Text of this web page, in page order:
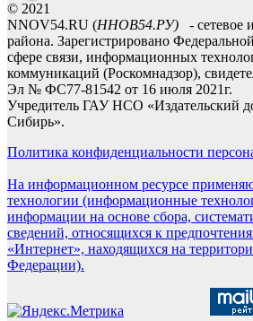
© 2021
NNOV54.RU (ННОВ54.РУ) - сетевое
района. Зарегистрировано
сфере связи, информационных
коммуникаций (Роскомнадзор),
Эл № ФС77-81542 от 16 июля 2021г.
Учредитель ГАУ НСО «Издательский
Сибирь».
Политика конфиденциальности
На информационном ресурсе
технологии (информационные
информации на основе сбора,
сведений, относящихся к
«Интернет», находящихся на
Федерации).